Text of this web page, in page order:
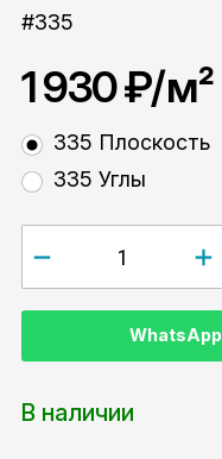
#335
1 930 ₽/м²
335 Плоскость
335 Углы
WhatsApp
В наличии